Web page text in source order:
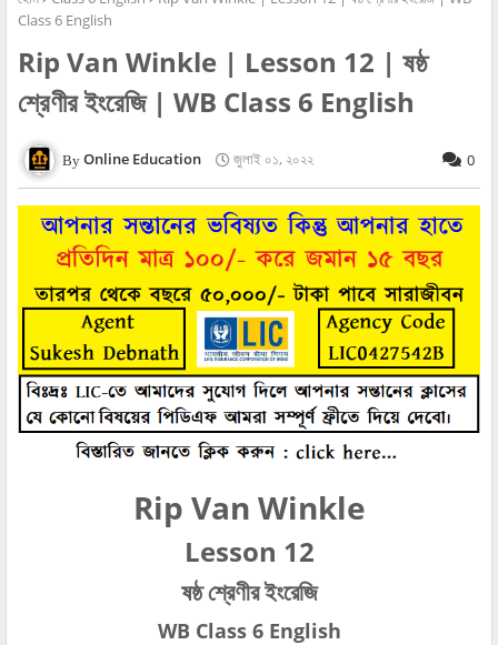
Class 6 English
Rip Van Winkle | Lesson 12 | ষষ্ঠ
শ্রেণীর ইংরেজি | WB Class 6 English
Online Education জুলাই ০১, ২০২২ 0
Rip Van Winkle
Lesson 12
ষষ্ঠ শ্রেণীর ইংরেজি
WB Class 6 English